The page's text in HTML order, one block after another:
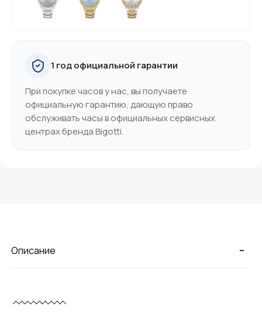
1 год официальной гарантии
При покупке часов у нас, вы получаете
официальную гарантию, дающую право
обслуживать часы в официальных сервисных
центрах бренда Bigotti.
-
Описание